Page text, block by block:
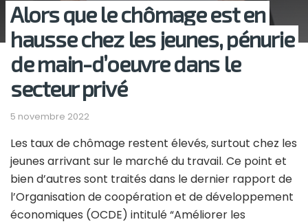
Alors que le chômage est en
hausse chez les jeunes, pénurie
de main-d’oeuvre dans le
secteur privé
5 novembre 2022
Les taux de chômage restent élevés, surtout chez les
jeunes arrivant sur le marché du travail. Ce point et
bien d’autres sont traités dans le dernier rapport de
l’Organisation de coopération et de développement
économiques (OCDE) intitulé “Améliorer les